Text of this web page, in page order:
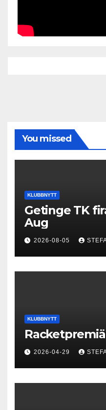
You missed
KLUBBNYTT
Getinge TK
Aug
2026-08-05
KLUBBNYTT
2026-04-29